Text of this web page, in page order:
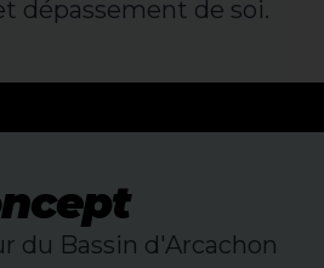
dépassement de soi.
du Bassin d'Arcachon